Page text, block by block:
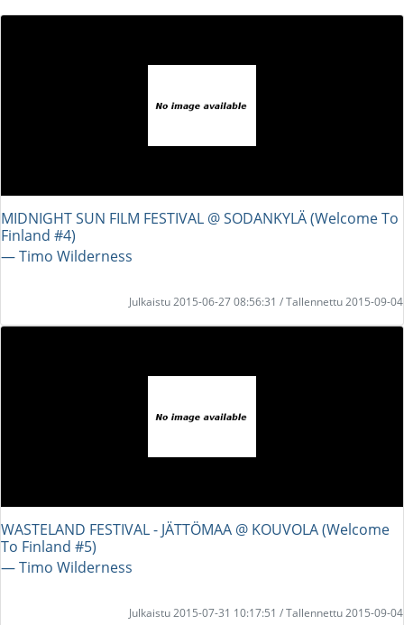
MIDNIGHT SUN FILM FESTIVAL @ SODANKYLÄ (Welcome To
Finland #4)
― Timo Wilderness
Julkaistu 2015-06-27 08:56:31 / Tallennettu 2015-09-04
WASTELAND FESTIVAL - JÄTTÖMAA @ KOUVOLA (Welcome
To Finland #5)
― Timo Wilderness
Julkaistu 2015-07-31 10:17:51 / Tallennettu 2015-09-04